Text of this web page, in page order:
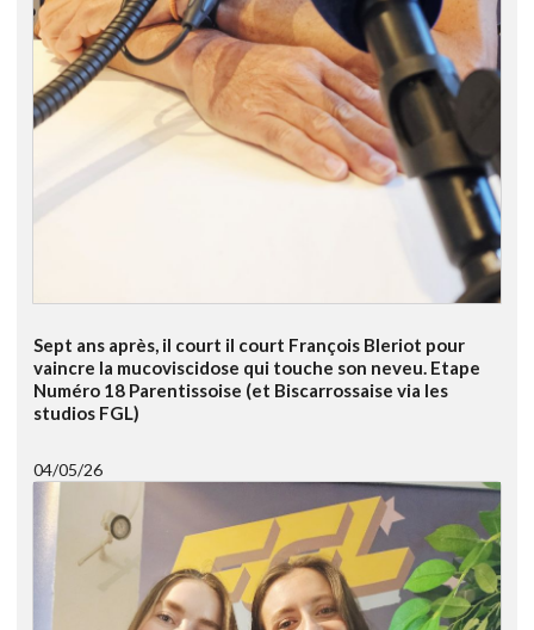
Sept ans après, il court il court François Bleriot pour
vaincre la mucoviscidose qui touche son neveu. Etape
Numéro 18 Parentissoise (et Biscarrossaise via les
studios FGL)
04/05/26